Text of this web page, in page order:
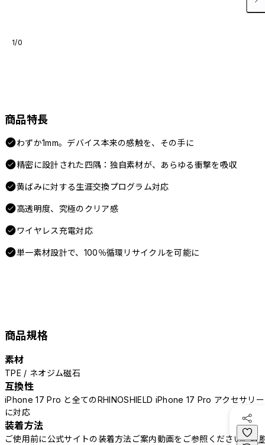
1/0
商品特長
わずか1mm。デバイス本来の感触を、その手に
精密に設計された四隅：独自素材が、あらゆる衝撃を吸収
黄ばみに対する生涯交換プログラム対応
高透明度、究極のクリア感
ワイヤレス充電対応
単一素材設計で、100％循環リサイクルを可能に
商品規格
素材
TPE / ネオジム磁石
互換性
iPhone 17 Pro と全てのRHINOSHIELD iPhone 17 Pro アクセサリー
に対応
装着方法
ご使用前に公式サイトの装着方法ご案内動画をご参照ください。着